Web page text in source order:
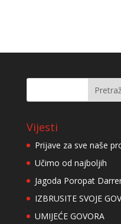
Vijesti
Prijave za sve naše
Učimo od najboljih
Jagoda Poropat
IZBRUSITE SVOJE
UMIJEĆE GOVORA